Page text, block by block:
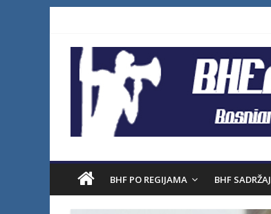
BHF PO REGIJAMA BHF SADRŽAJ